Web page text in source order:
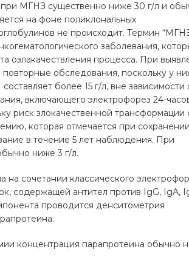
МГНЗ существенно ниже 30 г/л и
на фоне поликлональных
не происходит. Термин
заболевания,
озлакачествления процесса. При
обследования, поскольку у
более 15 г/л, вне зависимости
включающего электрофорез 24-
риск злокачественной трансформации
которая отмечается при сохранении
в течение 5 лет наблюдения. При
ниже 3 г/л.
сочетании классического
содержащей антител против IgG, IgA,
проводится денситометрия
концентрация парапротеина обычно